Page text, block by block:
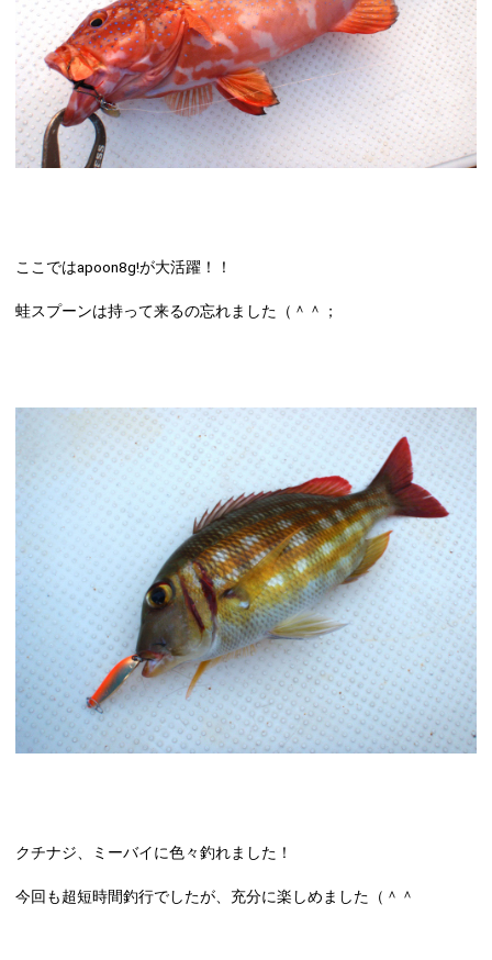
ここではapoon8g!が大活躍！！
蛙スプーンは持って来るの忘れました（＾＾；
クチナジ、ミーバイに色々釣れました！
今回も超短時間釣行でしたが、充分に楽しめました（＾＾